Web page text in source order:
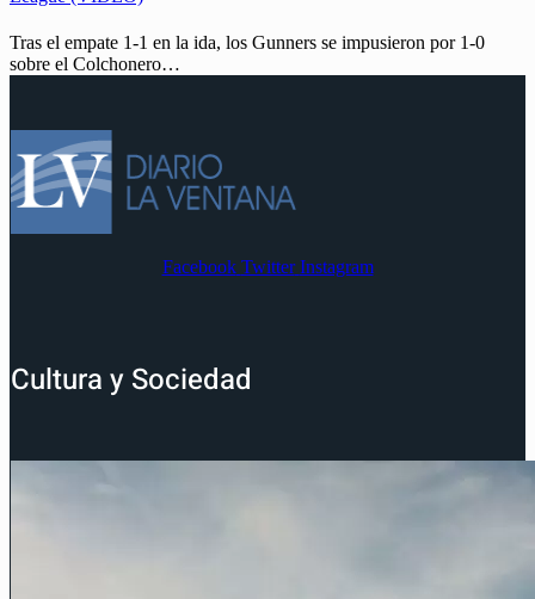
Tras el empate 1-1 en la ida, los Gunners se impusieron por 1-0
sobre el Colchonero…
Facebook Twitter Instagram
Cultura y Sociedad